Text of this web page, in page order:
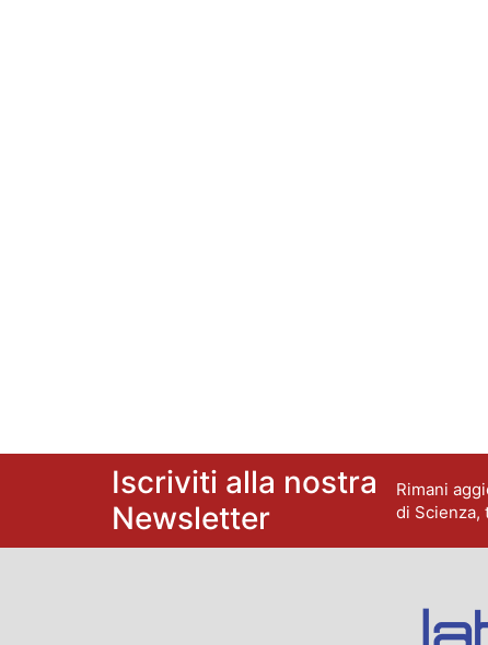
Iscriviti alla nostra
Newsletter
Rimani
di Scienza,